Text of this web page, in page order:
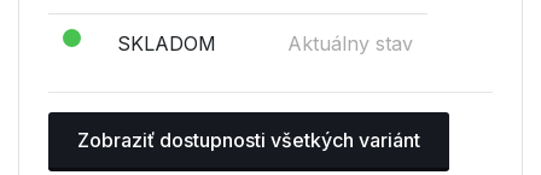
SKLADOM Aktuálny stav
Zobraziť dostupnosti všetkých variánt